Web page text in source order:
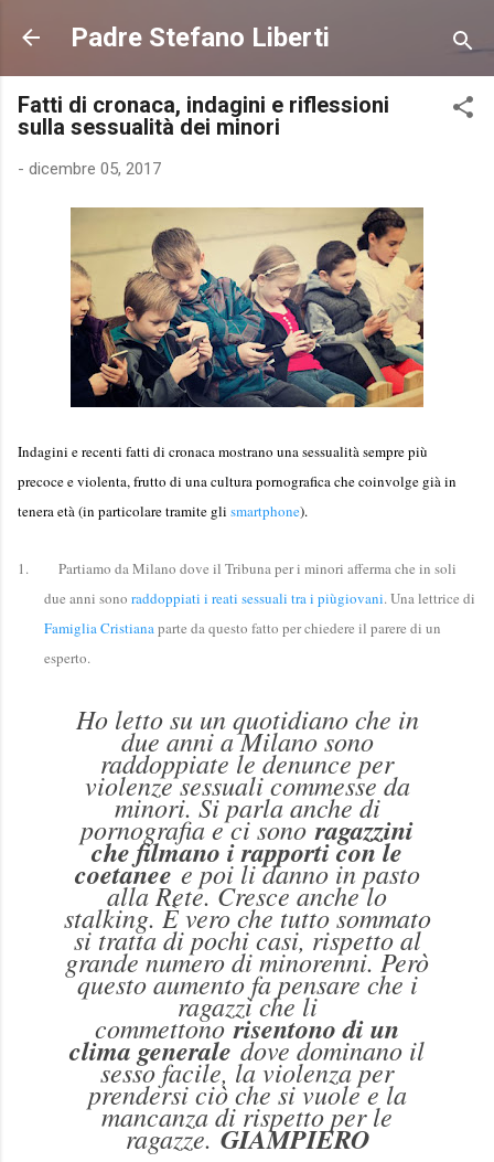
Passa ai contenuti principali
Padre Stefano Liberti
Fatti di cronaca, indagini e riflessioni
sulla sessualità dei minori
- dicembre 05, 2017
Indagini e recenti fatti di cronaca mostrano una sessualità sempre più
precoce e violenta, frutto di una cultura pornografica che coinvolge già in
tenera età (in particolare tramite gli smartphone).
1.
Partiamo da Milano dove il Tribuna per i minori afferma che in soli
due anni sono raddoppiati i reati sessuali tra i piùgiovani. Una lettrice di
Famiglia Cristiana parte da questo fatto per chiedere il parere di un
esperto.
Ho letto su un quotidiano che in
due anni a Milano sono
raddoppiate le denunce per
violenze sessuali commesse da
minori. Si parla anche di
pornografia e ci sonoragazzini
che filmano i rapporti con le
coetaneee poi li danno in pasto
alla Rete. Cresce anche lo
stalking. È vero che tutto sommato
si tratta di pochi casi, rispetto al
grande numero di minorenni. Però
questo aumento fa pensare che i
ragazzi che li
commettonorisentono di un
clima generaledove dominano il
sesso facile, la violenza per
prendersi ciò che si vuole e la
mancanza di rispetto per le
ragazze.GIAMPIERO